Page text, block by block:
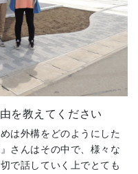
を教えてください
は外構をどのようにした
さんはその中で、様々な
で話していく上でとても